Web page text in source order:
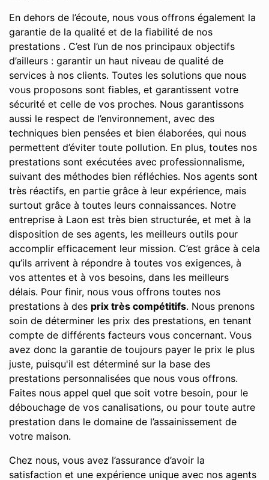
En dehors de l’écoute, nous vous offrons également la
garantie de la qualité et de la fiabilité de nos
prestations . C’est l’un de nos principaux objectifs
d’ailleurs : garantir un haut niveau de qualité de
services à nos clients. Toutes les solutions que nous
vous proposons sont fiables, et garantissent votre
sécurité et celle de vos proches. Nous garantissons
aussi le respect de l’environnement, avec des
techniques bien pensées et bien élaborées, qui nous
permettent d’éviter toute pollution. En plus, toutes nos
prestations sont exécutées avec professionnalisme,
suivant des méthodes bien réfléchies. Nos agents sont
très réactifs, en partie grâce à leur expérience, mais
surtout grâce à toutes leurs connaissances. Notre
entreprise à Laon est très bien structurée, et met à la
disposition de ses agents, les meilleurs outils pour
accomplir efficacement leur mission. C’est grâce à cela
qu’ils arrivent à répondre à toutes vos exigences, à
vos attentes et à vos besoins, dans les meilleurs
délais. Pour finir, nous vous offrons toutes nos
prestations à des prix très compétitifs. Nous prenons
soin de déterminer les prix des prestations, en tenant
compte de différents facteurs vous concernant. Vous
avez donc la garantie de toujours payer le prix le plus
juste, puisqu'il est déterminé sur la base des
prestations personnalisées que nous vous offrons.
Faites nous appel quel que soit votre besoin, pour le
débouchage de vos canalisations, ou pour toute autre
prestation dans le domaine de l’assainissement de
votre maison.
Chez nous, vous avez l’assurance d’avoir la
satisfaction et une expérience unique avec nos agents